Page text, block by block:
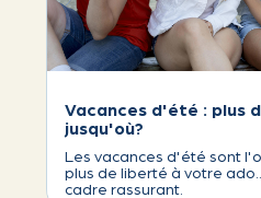
Vacances d'été : plus
jusqu'où?
Les vacances d'été sont
plus de liberté à votre
cadre rassurant.